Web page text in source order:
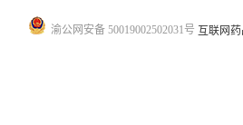
渝公网安备 50019002502031号 互联网